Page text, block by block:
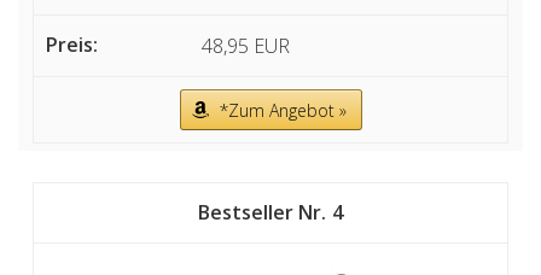
48,95 EUR
*Zum Angebot »
4